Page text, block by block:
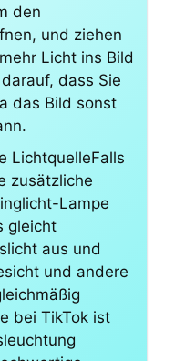
den
und ziehen
Licht ins Bild
dass Sie
das Bild sonst
LichtquelleFalls
zusätzliche
Lampe
gleicht
aus und
und andere
bei TikTok ist